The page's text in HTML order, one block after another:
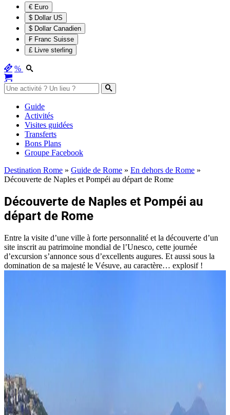
€ Euro
$ Dollar US
$ Dollar Canadien
₣ Franc Suisse
£ Livre sterling
%
Guide
Activités
Visites guidées
Transferts
Bons Plans
Groupe Facebook
Destination Rome » Guide de Rome » En dehors de Rome »
Découverte de Naples et Pompéi au départ de Rome
Découverte de Naples et Pompéi au
départ de Rome
Entre la visite d’une ville à forte personnalité et la découverte d’un
site inscrit au patrimoine mondial de l’Unesco, cette journée
d’excursion s’annonce sous d’excellents augures. Et aussi sous la
domination de sa majesté le Vésuve, au caractère… explosif !